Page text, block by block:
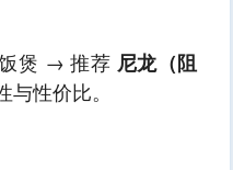
★★★★★
(天然阻燃)
煲 → 推荐 尼龙（阻
与性价比。